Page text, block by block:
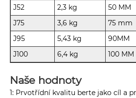
J52
2,3 kg 50 MM
J75
3,6 kg 75 mm
J95
5,43 kg 90MM
J100
6,4 kg 100 MM
Naše hodnoty
1: Prvotřídní kvalitu berte jako cíl a